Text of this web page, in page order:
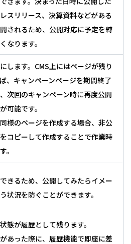
スリリース、決算資料などがある
されるため、公開対応に予定を縛
なります。
します。CMS上にはページが残り
、キャンペーンページを期間終了
次回のキャンペーン時に再度公開
可能です。
様のページを作成する場合、非公
コピーして作成することで作業時
。
きるため、公開してみたらイメー
状況を防ぐことができます。
態が履歴として残ります。
あった際に、履歴機能で即座に差